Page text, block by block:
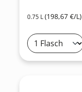
0.75 L(198,67 €/L)